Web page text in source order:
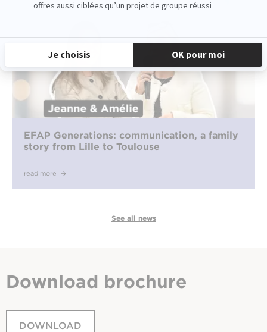
EFAP Generations: communication, a family
story from Lille to Toulouse
read more
See all news
Download brochure
DOWNLOAD